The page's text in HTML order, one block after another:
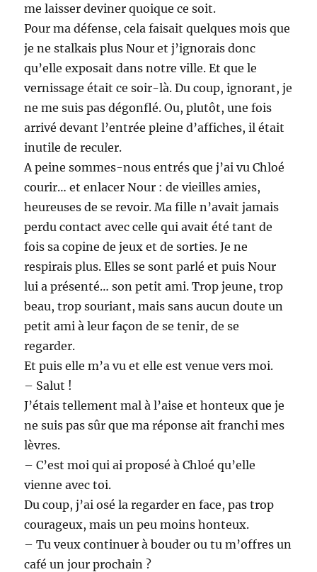
me laisser deviner quoique ce soit.
Pour ma défense, cela faisait quelques mois que
je ne stalkais plus Nour et j’ignorais donc
qu’elle exposait dans notre ville. Et que le
vernissage était ce soir-là. Du coup, ignorant, je
ne me suis pas dégonflé. Ou, plutôt, une fois
arrivé devant l’entrée pleine d’affiches, il était
inutile de reculer.
A peine sommes-nous entrés que j’ai vu Chloé
courir… et enlacer Nour : de vieilles amies,
heureuses de se revoir. Ma fille n’avait jamais
perdu contact avec celle qui avait été tant de
fois sa copine de jeux et de sorties. Je ne
respirais plus. Elles se sont parlé et puis Nour
lui a présenté… son petit ami. Trop jeune, trop
beau, trop souriant, mais sans aucun doute un
petit ami à leur façon de se tenir, de se
regarder.
Et puis elle m’a vu et elle est venue vers moi.
– Salut !
J’étais tellement mal à l’aise et honteux que je
ne suis pas sûr que ma réponse ait franchi mes
lèvres.
– C’est moi qui ai proposé à Chloé qu’elle
vienne avec toi.
Du coup, j’ai osé la regarder en face, pas trop
courageux, mais un peu moins honteux.
– Tu veux continuer à bouder ou tu m’offres un
café un jour prochain ?